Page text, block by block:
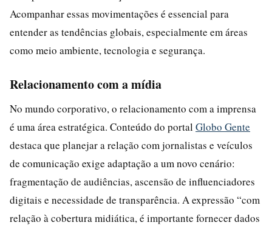
Acompanhar essas movimentações é essencial para
entender as tendências globais, especialmente em áreas
como meio ambiente, tecnologia e segurança.
Relacionamento com a mídia
No mundo corporativo, o relacionamento com a imprensa
é uma área estratégica. Conteúdo do portal Globo Gente
destaca que planejar a relação com jornalistas e veículos
de comunicação exige adaptação a um novo cenário:
fragmentação de audiências, ascensão de influenciadores
digitais e necessidade de transparência. A expressão “com
relação à cobertura midiática, é importante fornecer dados